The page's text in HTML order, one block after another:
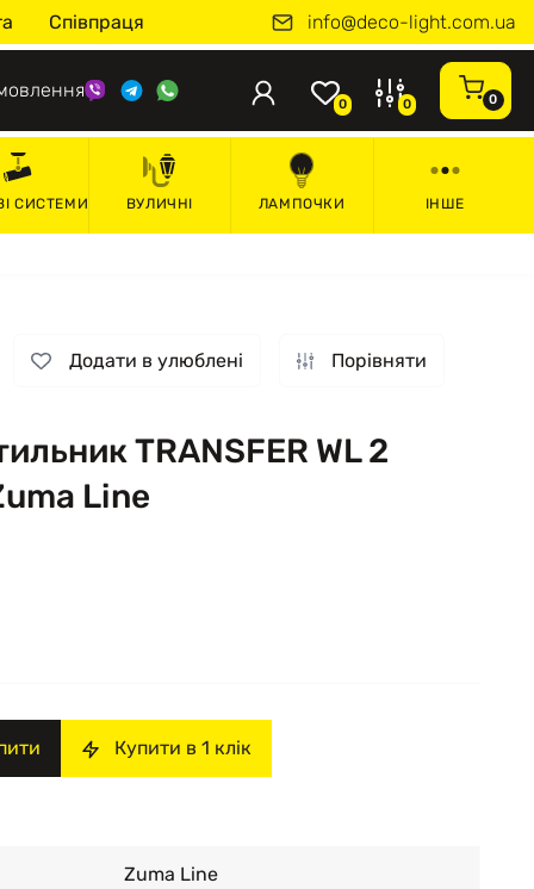
Співпраця info@deco-light.com.ua
0 0 0
СИСТЕМИ ВУЛИЧНІ ЛАМПОЧКИ ІНШЕ
Додати в улюблені Порівняти
TRANSFER WL 2
Line
Купити в 1 клік
Zuma Line